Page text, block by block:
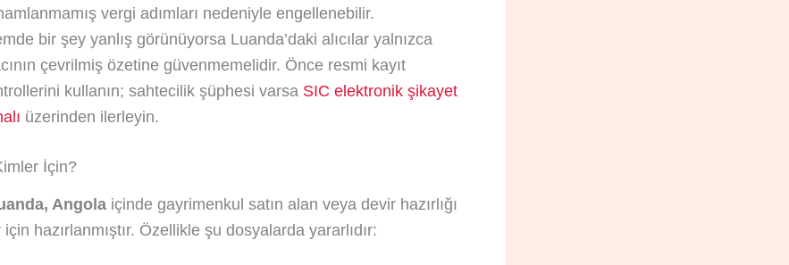
vergi adımları nedeniyle engellenebilir.
bir şey yanlış görünüyorsa Luanda’daki alıcılar yalnızca
çevrilmiş özetine güvenmemelidir. Önce resmi kayıt
kullanın; sahtecilik şüphesi varsa SIC elektronik şikayet
üzerinden ilerleyin.
İçin?
Angola içinde gayrimenkul satın alan veya devir hazırlığı
hazırlanmıştır. Özellikle şu dosyalarda yararlıdır: